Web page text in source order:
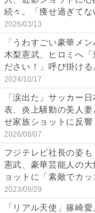
続々。「痩せ過ぎてな
「...
2026/03/13
「うわすごい豪華メン
木梨憲武、ヒロミへ「
ださい！」呼び掛ける
S...
2024/10/17
「涙出た」サッカー日
表、炎上騒動の美人妻
せ家族ショットに反響
高...
2026/08/07
フジテレビ社長の姿も
憲武、豪華芸能人の大
ョットに「素敵でカッ
い...
2023/09/29
「リアル天使」篠崎